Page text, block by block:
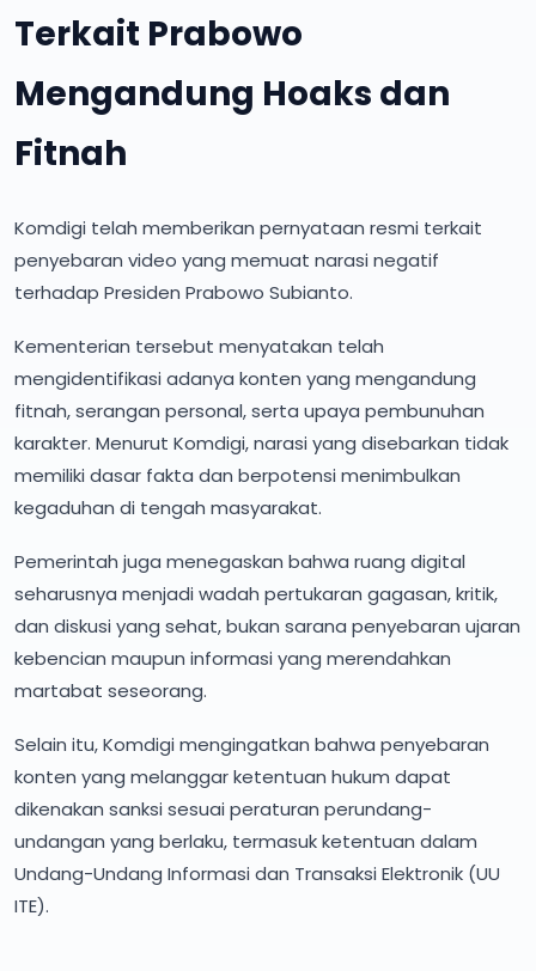
Terkait Prabowo
Mengandung Hoaks dan
Fitnah
Komdigi telah memberikan pernyataan resmi terkait
penyebaran video yang memuat narasi negatif
terhadap Presiden Prabowo Subianto.
Kementerian tersebut menyatakan telah
mengidentifikasi adanya konten yang mengandung
fitnah, serangan personal, serta upaya pembunuhan
karakter. Menurut Komdigi, narasi yang disebarkan tidak
memiliki dasar fakta dan berpotensi menimbulkan
kegaduhan di tengah masyarakat.
Pemerintah juga menegaskan bahwa ruang digital
seharusnya menjadi wadah pertukaran gagasan, kritik,
dan diskusi yang sehat, bukan sarana penyebaran ujaran
kebencian maupun informasi yang merendahkan
martabat seseorang.
Selain itu, Komdigi mengingatkan bahwa penyebaran
konten yang melanggar ketentuan hukum dapat
dikenakan sanksi sesuai peraturan perundang-
undangan yang berlaku, termasuk ketentuan dalam
Undang-Undang Informasi dan Transaksi Elektronik (UU
ITE).